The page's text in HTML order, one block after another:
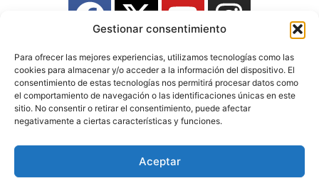
Gestionar consentimiento
Para ofrecer las mejores experiencias, utilizamos tecnologías como las
cookies para almacenar y/o acceder a la información del dispositivo. El
consentimiento de estas tecnologías nos permitirá procesar datos como
el comportamiento de navegación o las identificaciones únicas en este
sitio. No consentir o retirar el consentimiento, puede afectar
negativamente a ciertas características y funciones.
Aceptar